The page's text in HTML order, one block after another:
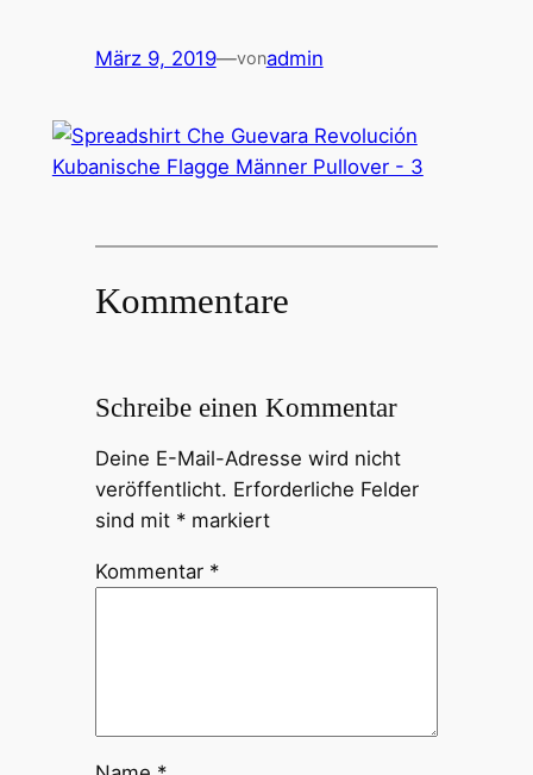
März 9, 2019—vonadmin
Kommentare
Schreibe einen Kommentar
Deine E-Mail-Adresse wird nicht
veröffentlicht. Erforderliche Felder
sind mit *markiert
Kommentar *